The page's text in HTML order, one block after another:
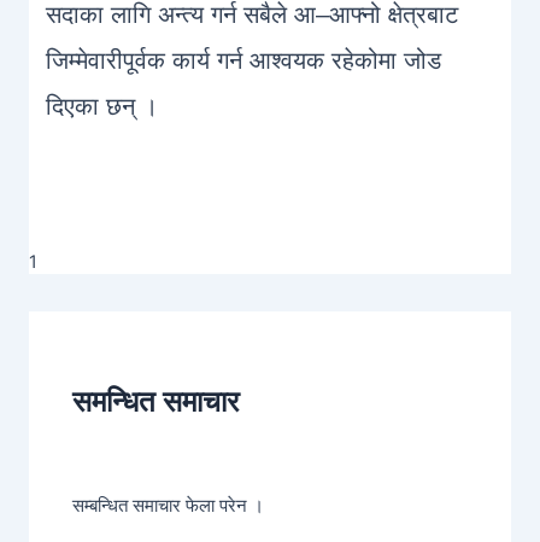
सदाका लागि अन्त्य गर्न सबैले आ–आफ्नो क्षेत्रबाट
जिम्मेवारीपूर्वक कार्य गर्न आश्वयक रहेकोमा जोड
दिएका छन् ।
1
समन्धित समाचार
सम्बन्धित समाचार फेला परेन ।